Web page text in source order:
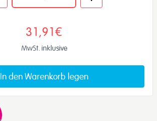
31,91€
MwSt. inklusive
In den Warenkorb legen